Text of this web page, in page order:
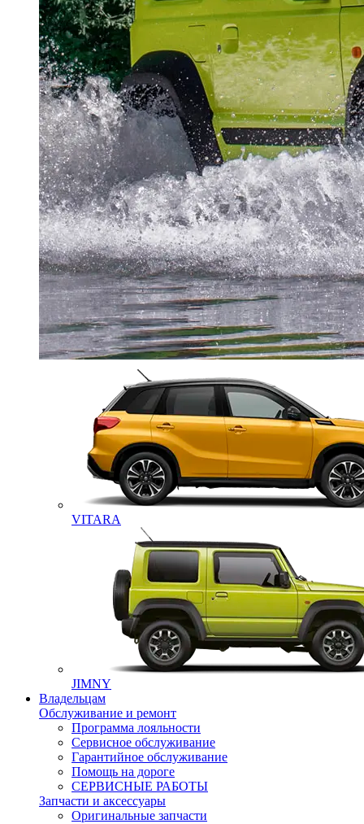
VITARA
JIMNY
Владельцам
Обслуживание и ремонт
Программа лояльности
Сервисное обслуживание
Гарантийное обслуживание
Помощь на дороге
СЕРВИСНЫЕ РАБОТЫ
Запчасти и аксессуары
Оригинальные запчасти